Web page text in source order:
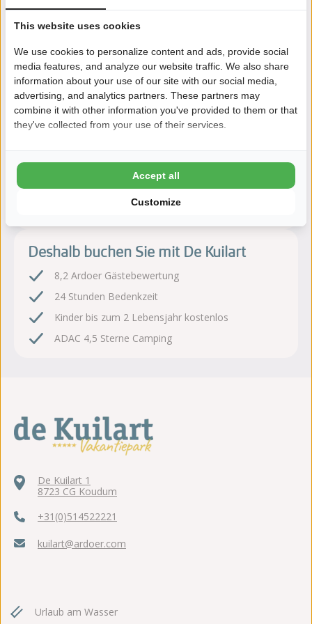
der wasserreichen friesischen Landschaft mit vielen
Möglichkeiten für Wassersport, Natur und Komfort.
Mehr lesen
Jetzt buchen!
Nach der Buchung haben Sie 24 Stunden Zeit, kostenlos
zu ändern oder zu stornieren.
Deshalb buchen Sie mit De Kuilart
8,2 Ardoer Gästebewertung
24 Stunden Bedenkzeit
Kinder bis zum 2 Lebensjahr kostenlos
ADAC 4,5 Sterne Camping
De Kuilart 1
8723 CG Koudum
+31(0)514522221
kuilart@ardoer.com
Urlaub am Wasser
This website uses cookies
We use cookies to personalize content and ads, provide social
media features, and analyze our website traffic. We also share
information about your use of our site with our social media,
advertising, and analytics partners. These partners may
combine it with other information you've provided to them or that
they've collected from your use of their services.
Customize
Accept all